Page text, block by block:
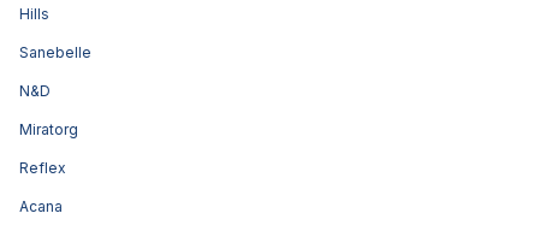
Hills
Sanebelle
N&D
Miratorg
Reflex
Acana